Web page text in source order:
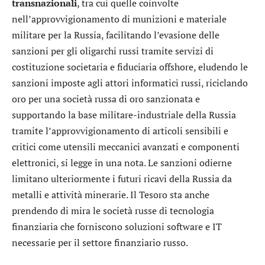
transnazionali, tra cui quelle coinvolte
nell’approvvigionamento di munizioni e materiale
militare per la Russia, facilitando l’evasione delle
sanzioni per gli oligarchi russi tramite servizi di
costituzione societaria e fiduciaria offshore, eludendo le
sanzioni imposte agli attori informatici russi, riciclando
oro per una società russa di oro sanzionata e
supportando la base militare-industriale della Russia
tramite l’approvvigionamento di articoli sensibili e
critici come utensili meccanici avanzati e componenti
elettronici, si legge in una nota. Le sanzioni odierne
limitano ulteriormente i futuri ricavi della Russia da
metalli e attività minerarie. Il Tesoro sta anche
prendendo di mira le società russe di tecnologia
finanziaria che forniscono soluzioni software e IT
necessarie per il settore finanziario russo.